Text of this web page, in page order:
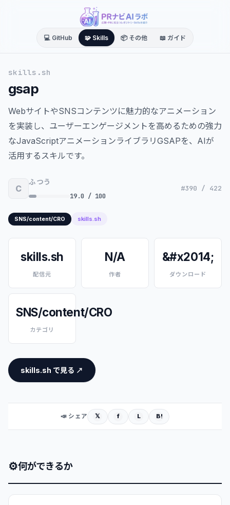
💻 GitHub 🧩 Skills 📦 その他 📖 ガイド
skills.sh
gsap
WebサイトやSNSコンテンツに魅力的なアニメーション
を実装し、ユーザーエンゲージメントを高めるための強力
なJavaScriptアニメーションライブラリGSAPを、AIが
活用するスキルです。
C
ふつう
19.0 / 100
#390 / 422
SNS/content/CRO skills.sh
skills.sh
配信元
N/A
作者
&#x2014;
ダウンロード
SNS/content/CRO
カテゴリ
skills.sh で見る ↗
📣 シェア 𝕏 f L B!
⚙何ができるか